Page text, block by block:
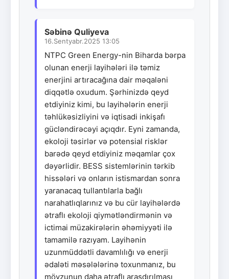
Səbinə Quliyeva
16.Sentyabr.2025 13:05
NTPC Green Energy-nin Biharda bərpa
olunan enerji layihələri ilə təmiz
enerjini artıracağına dair məqaləni
diqqətlə oxudum. Şərhinizdə qeyd
etdiyiniz kimi, bu layihələrin enerji
təhlükəsizliyini və iqtisadi inkişafı
gücləndirəcəyi açıqdır. Eyni zamanda,
ekoloji təsirlər və potensial risklər
barədə qeyd etdiyiniz məqamlar çox
dəyərlidir. BESS sistemlərinin tərkib
hissələri və onların istismardan sonra
yaranacaq tullantılarla bağlı
narahatlıqlarınız və bu cür layihələrdə
ətraflı ekoloji qiymətləndirmənin və
ictimai müzakirələrin əhəmiyyəti ilə
tamamilə razıyam. Layihənin
uzunmüddətli davamlılığı və enerji
ədaləti məsələlərinə toxunmanız, bu
mövzunun daha ətraflı araşdırılması